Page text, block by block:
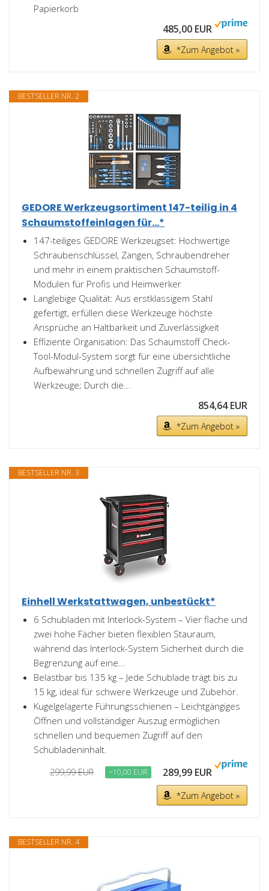
Papierkorb
485,00 EUR
*Zum Angebot »
BESTSELLER NR. 2
GEDORE Werkzeugsortiment 147-teilig in 4
Schaumstoffeinlagen für...*
147-teiliges GEDORE Werkzeugset: Hochwertige
Schraubenschlüssel, Zangen, Schraubendreher
und mehr in einem praktischen Schaumstoff-
Modulen für Profis und Heimwerker
Langlebige Qualität: Aus erstklassigem Stahl
gefertigt, erfüllen diese Werkzeuge höchste
Ansprüche an Haltbarkeit und Zuverlässigkeit
Effiziente Organisation: Das Schaumstoff Check-
Tool-Modul-System sorgt für eine übersichtliche
Aufbewahrung und schnellen Zugriff auf alle
Werkzeuge; Durch die...
854,64 EUR
*Zum Angebot »
BESTSELLER NR. 3
Einhell Werkstattwagen, unbestückt*
6 Schubladen mit Interlock-System – Vier flache und
zwei hohe Fächer bieten flexiblen Stauraum,
während das Interlock-System Sicherheit durch die
Begrenzung auf eine...
Belastbar bis 135 kg – Jede Schublade trägt bis zu
15 kg, ideal für schwere Werkzeuge und Zubehör.
Kugelgelagerte Führungsschienen – Leichtgängiges
Öffnen und vollständiger Auszug ermöglichen
schnellen und bequemen Zugriff auf den
Schubladeninhalt.
299,99 EUR −10,00 EUR 289,99 EUR
*Zum Angebot »
BESTSELLER NR. 4